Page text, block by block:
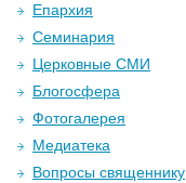
Епархия
Семинария
Церковные СМИ
Блогосфера
Фотогалерея
Медиатека
Вопросы священнику